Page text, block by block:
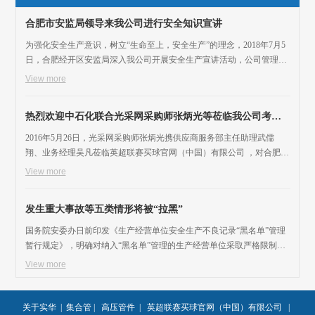
合肥市安监局领导来我公司进行安全知识宣讲
为强化安全生产意识，树立“生命至上，安全生产”的理念，2018年7月5
日，合肥经开区安监局深入我公司开展安全生产宣讲活动，公司管理层
干部参加，通过培训大家受益匪浅。
View more
热烈欢迎中石化联合光采网采购师张炳光等莅临我公司考察
2016年5月26日，光采网采购师张炳光携供应商服务部主任助理武儒
翔、业务经理吴凡莅临英超联赛买球官网（中国）有限公司 ，对合肥实
华管件进行考察指导工作。在刘杰超总经理的陪同下，张炳光一行参观
供应商资格进行了考核。 合肥实华管件车间一角（EDW-1220*55弯头推
制机） 张炳光向刘杰
View more
发生重大事故等五类情形将被“拉黑”
国务院安委办日前印发《生产经营单位安全生产不良记录“黑名单”管理
暂行规定》，明确对纳入“黑名单”管理的生产经营单位采取严格限制或
禁止其新增项目的核准、土地使用、采矿权取得、政府采购、证券融
要参考依据。 生产经营单位有以下五种情形之一的，纳入国家安监总局
管理的“黑名单”：一是发生重大及以上生产安全责任事故，或一个年度
View more
关于实华 |集合管 |高压管件 | 英超联赛买球官网（中国）有限公司 |